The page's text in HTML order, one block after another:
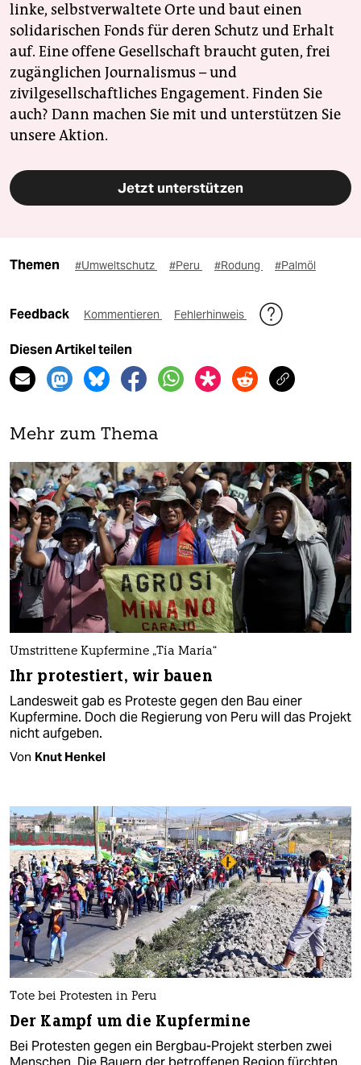
linke, selbstverwaltete Orte und baut einen
solidarischen Fonds für deren Schutz und Erhalt
auf. Eine offene Gesellschaft braucht guten, frei
zugänglichen Journalismus – und
zivilgesellschaftliches Engagement. Finden Sie
auch? Dann machen Sie mit und unterstützen Sie
unsere Aktion.
Jetzt unterstützen
Themen #Umweltschutz #Peru #Rodung #Palmöl
Feedback Kommentieren Fehlerhinweis
Diesen Artikel teilen
Mehr zum Thema
Umstrittene Kupfermine „Tía María“
Ihr protestiert, wir bauen
Landesweit gab es Proteste gegen den Bau einer
Kupfermine. Doch die Regierung von Peru will das Projekt
nicht aufgeben.
Von Knut Henkel
Tote bei Protesten in Peru
Der Kampf um die Kupfermine
Bei Protesten gegen ein Bergbau-Projekt sterben zwei